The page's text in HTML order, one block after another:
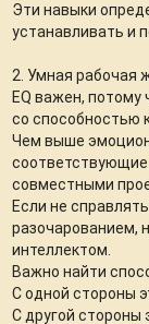
Эти навыки
устанавливать и
2. Умная рабочая
EQ важен,
со способностью
Чем выше
совместными
Если не
разочарованием,
интеллектом.
Важно найти
С одной стороны
С другой стороны